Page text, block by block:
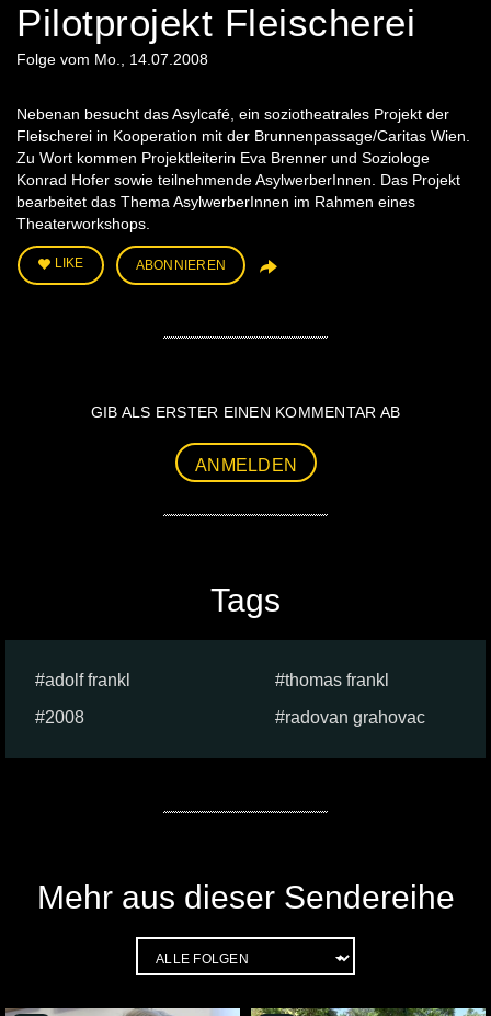
Pilotprojekt Fleischerei
Folge vom Mo., 14.07.2008
Nebenan besucht das Asylcafé, ein soziotheatrales Projekt der
Fleischerei in Kooperation mit der Brunnenpassage/Caritas Wien.
Zu Wort kommen Projektleiterin Eva Brenner und Soziologe
Konrad Hofer sowie teilnehmende AsylwerberInnen. Das Projekt
bearbeitet das Thema AsylwerberInnen im Rahmen eines
Theaterworkshops.
LIKE ABONNIEREN
GIB ALS ERSTER EINEN KOMMENTAR AB
ANMELDEN
Tags
adolf frankl
thomas frankl
2008
radovan grahovac
Mehr aus dieser Sendereihe